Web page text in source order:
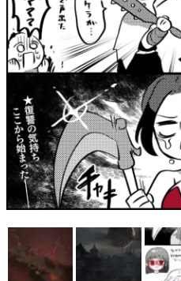
電ファミニコゲーマーとは？
運営：株式会社マレ